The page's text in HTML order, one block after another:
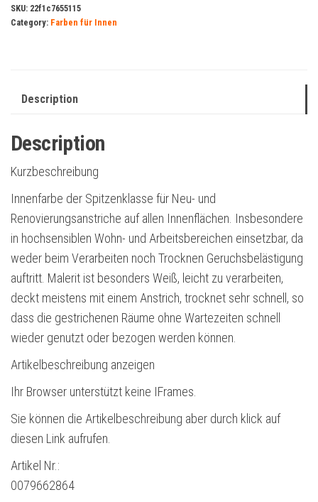
SKU: 22f1c7655115
Category: Farben für Innen
Description
Description
Kurzbeschreibung
Innenfarbe der Spitzenklasse für Neu- und
Renovierungsanstriche auf allen Innenflächen. Insbesondere
in hochsensiblen Wohn- und Arbeits­bereichen einsetzbar, da
weder beim Ver­arbeiten noch Trocknen Geruchsbelästigung
auftritt. Malerit ist besonders Weiß, leicht zu ver­­arbeiten,
deckt meistens mit einem Anstrich, trocknet sehr schnell, so
dass die ge­strichenen Räume ohne Wartezeiten schnell
wieder genutzt oder bezogen werden können.
Artikelbeschreibung anzeigen
Ihr Browser unterstützt keine IFrames.
Sie können die Artikelbeschreibung aber durch klick auf
diesen Link aufrufen.
Artikel Nr.:
0079662864